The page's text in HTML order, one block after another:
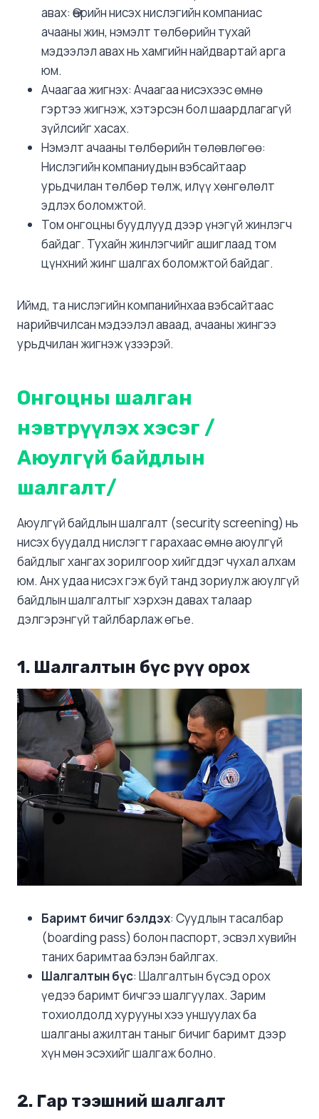
авах: Өөрийн нисэх нислэгийн компаниас
ачааны жин, нэмэлт төлбөрийн тухай
мэдээлэл авах нь хамгийн найдвартай арга
юм.
Ачаагаа жигнэх: Ачаагаа нисэхээс өмнө
гэртээ жигнэж, хэтэрсэн бол шаардлагагүй
зүйлсийг хасах.
Нэмэлт ачааны төлбөрийн төлөвлөгөө:
Нислэгийн компаниудын вэбсайтаар
урьдчилан төлбөр төлж, илүү хөнгөлөлт
эдлэх боломжтой.
Том онгоцны буудлууд дээр үнэгүй жинлэгч
байдаг. Тухайн жинлэгчийг ашиглаад том
цүнхний жинг шалгах боломжтой байдаг.
Иймд, та нислэгийн компанийнхаа вэбсайтаас
нарийвчилсан мэдээлэл аваад, ачааны жингээ
урьдчилан жигнэж үзээрэй.
Онгоцны шалган
нэвтрүүлэх хэсэг /
Аюулгүй байдлын
шалгалт/
Аюулгүй байдлын шалгалт (security screening) нь
нисэх буудалд нислэгт гарахаас өмнө аюулгүй
байдлыг хангах зорилгоор хийгддэг чухал алхам
юм. Анх удаа нисэх гэж буй танд зориулж аюулгүй
байдлын шалгалтыг хэрхэн давах талаар
дэлгэрэнгүй тайлбарлаж өгье.
1. Шалгалтын бүс рүү орох
Баримт бичиг бэлдэх: Суудлын тасалбар
(boarding pass) болон паспорт, эсвэл хувийн
таних баримтаа бэлэн байлгах.
Шалгалтын бүс: Шалгалтын бүсэд орох
үедээ баримт бичгээ шалгуулах. Зарим
тохиолдолд хурууны хээ уншуулах ба
шалганы ажилтан таныг бичиг баримт дээр
хүн мөн эсэхийг шалгаж болно.
2. Гар тээшний шалгалт